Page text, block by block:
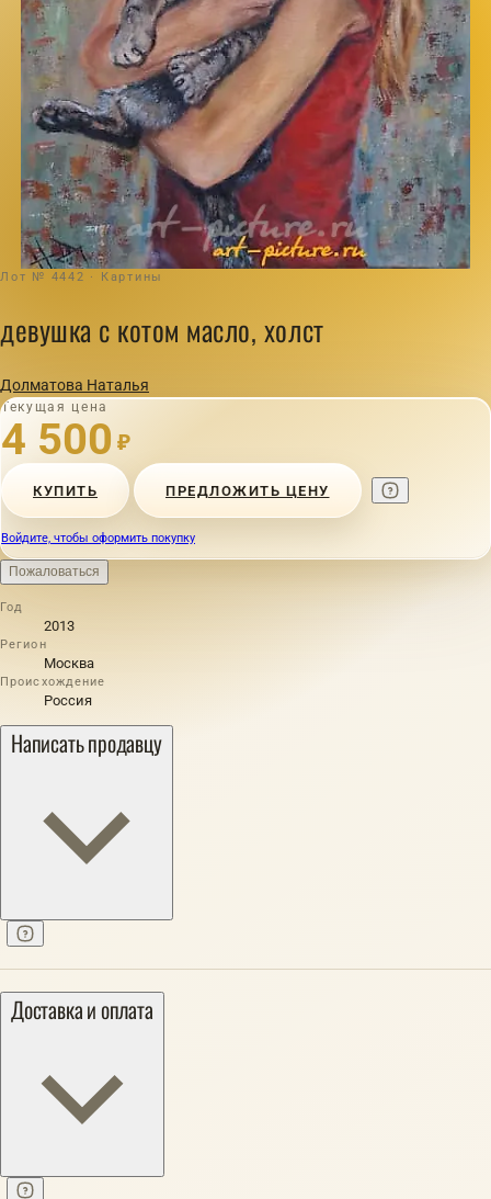
Лот № 4442 · Картины
девушка с котом масло, холст
Долматова Наталья
Текущая цена
4 500 ₽
КУПИТЬ ПРЕДЛОЖИТЬ ЦЕНУ
Войдите, чтобы оформить покупку
Пожаловаться
Год
2013
Регион
Москва
Происхождение
Россия
Написать продавцу
Доставка и оплата